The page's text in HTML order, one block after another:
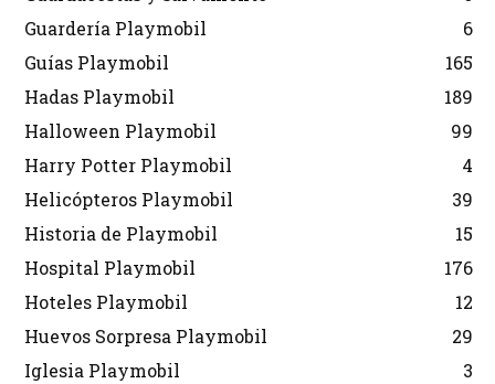
Guardería Playmobil
6
Guías Playmobil
165
Hadas Playmobil
189
Halloween Playmobil
99
Harry Potter Playmobil
4
Helicópteros Playmobil
39
Historia de Playmobil
15
Hospital Playmobil
176
Hoteles Playmobil
12
Huevos Sorpresa Playmobil
29
Iglesia Playmobil
3